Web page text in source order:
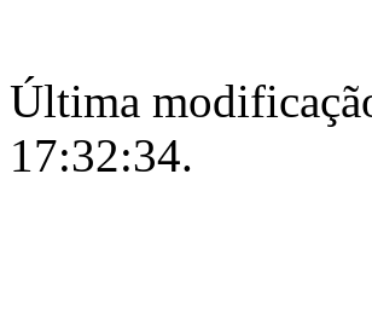
Última
17:32:34.